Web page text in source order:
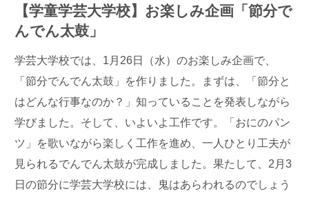
【学童学芸大学校】お楽しみ企画「節分で
んでん太鼓」
学芸大学校では、1月26日（水）のお楽しみ企画で、
「節分でんでん太鼓」を作りました。まずは、「節分と
はどんな行事なのか？」知っていることを発表しながら
学びました。そして、いよいよ工作です。「おにのパン
ツ」を歌いながら楽しく工作を進め、一人ひとり工夫が
見られるでんでん太鼓が完成しました。果たして、2月3
日の節分に学芸大学校には、鬼はあらわれるのでしょう